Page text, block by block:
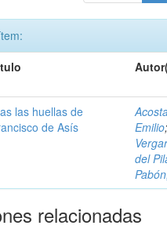
las huellas de
de Asís
Emilio;
del
relacionadas